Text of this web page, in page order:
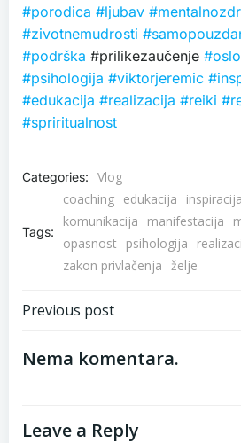
#porodica #ljubav
#zivotnemudrosti
#podrška #prilikezaučenje
#psihologija #viktorjeremic
#edukacija #realizacija #reiki
#spriritualnost
Categories: Vlog
Tags:
coaching edukacija inspiracija
komunikacija
manifestacija
opasnost
psihologija
zakon privlačenja želje
Post
navigation
Previous post
Nema komentara.
Leave a Reply